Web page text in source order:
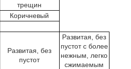
трещин
Коричневый
Развитая, без
пустот
Развитая, без
пустот с более
нежным, легко
сжимаемым